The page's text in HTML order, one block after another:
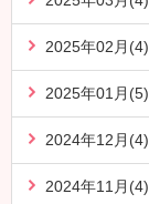
2025年02月(4)
2025年01月(5)
2024年12月(4)
2024年11月(4)